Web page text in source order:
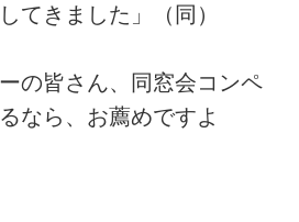
てきました」（同）
の皆さん、同窓会コンペ
なら、お薦めですよ